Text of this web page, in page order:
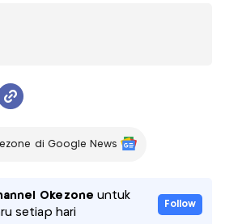
di Google News
Okezone untuk
setiap hari
Follow